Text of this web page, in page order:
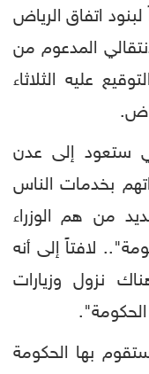
لبنود اتفاق الرياض
المدعوم من
عليه الثلاثاء
ستعود إلى عدن
بخدمات الناس
من هم الوزراء
لافتاً إلى أنه
نزول وزيارات
بها الحكومة